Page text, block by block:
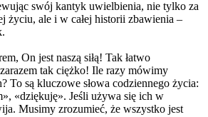
swój kantyk uwielbienia, nie tylko za
życiu, ale i w całej historii zbawienia –
On jest naszą siłą! Tak łatwo
tak ciężko! Ile razy mówimy
To są kluczowe słowa codziennego życia:
«dziękuję». Jeśli używa się ich w
Musimy zrozumieć, że wszystko jest